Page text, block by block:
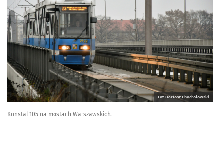
Fot. Bartosz Chochołowski
Konstal 105 na mostach Warszawskich.